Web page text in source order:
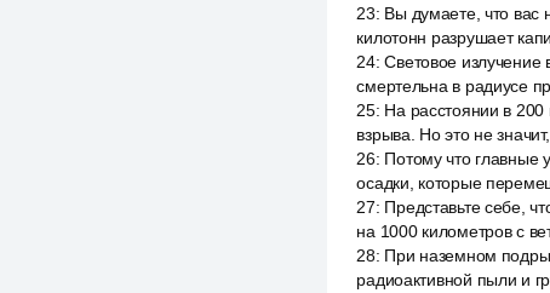
23: Вы думаете, что вас
килотонн разрушает
24:Световое
смертельна в радиусе
25: На расстоянии в 200
взрыва. Но это не
26: Потому что главные
осадки, которые
27: Представьте себе,
на 1000 километров с
28: При наземном
радиоактивной пыли и